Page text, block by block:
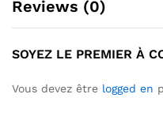
Reviews (0)
SOYEZ LE PREMIER À
Vous devez être logged en